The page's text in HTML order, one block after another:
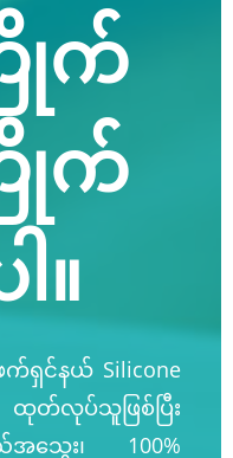
က်
က်
။
ရှင်နယ် Silicone
လုပ်သူဖြစ်ပြီး
ေး၊ 100%